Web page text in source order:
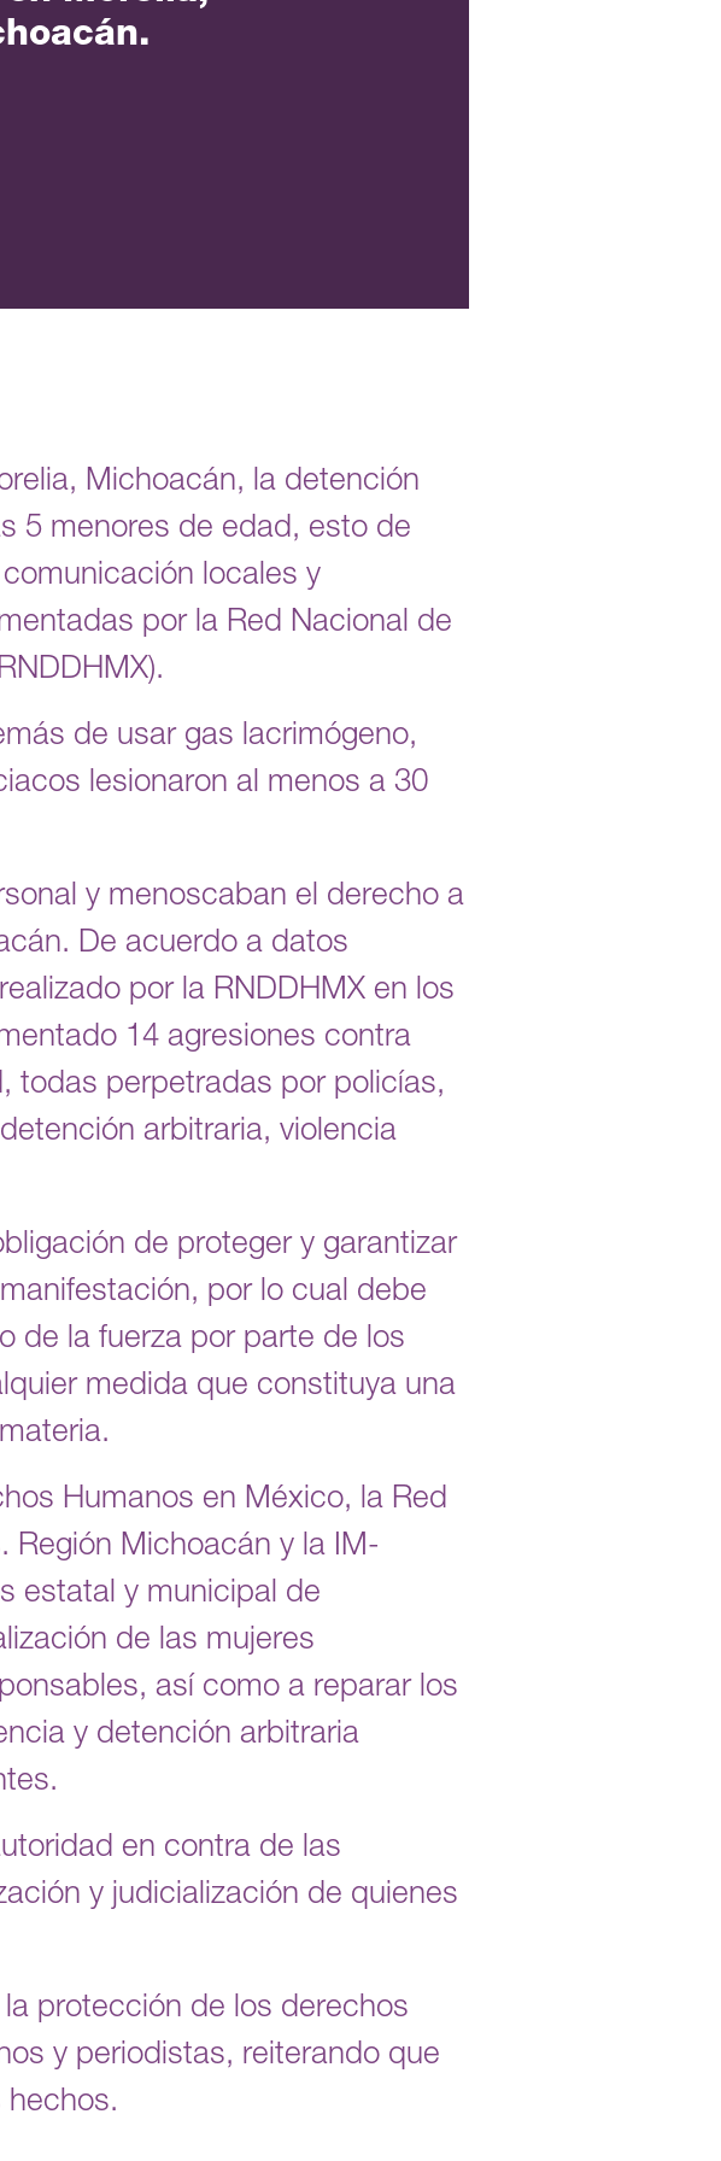
Michoacán, la detención
5 menores de edad, esto de
locales y
por la Red Nacional de
de usar gas lacrimógeno,
lesionaron al menos a 30
y menoscaban el derecho a
De acuerdo a datos
por la RNDDHMX en los
14 agresiones contra
todas perpetradas por policías,
arbitraria, violencia
de proteger y garantizar
por lo cual debe
de la fuerza por parte de los
medida que constituya una
Humanos en México, la Red
Región Michoacán y la IM-
estatal y municipal de
de las mujeres
así como a reparar los
y detención arbitraria
en contra de las
y judicialización de quienes
protección de los derechos
y periodistas, reiterando que
hechos.